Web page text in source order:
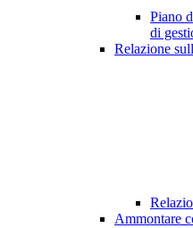
Piano
di
Relazione
Ammontare